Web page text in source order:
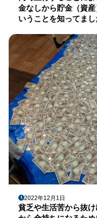
金なしから貯金（資
いうことを知ってまし
2022年12月1日
貧乏や生活苦から抜